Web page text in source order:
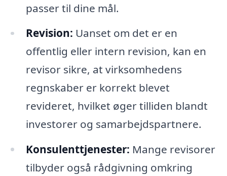
passer til dine mål.
Revision: Uanset om det er en
offentlig eller intern revision, kan en
revisor sikre, at virksomhedens
regnskaber er korrekt blevet
revideret, hvilket øger tilliden blandt
investorer og samarbejdspartnere.
Konsulenttjenester: Mange revisorer
tilbyder også rådgivning omkring